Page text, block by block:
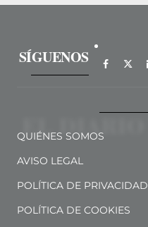
SÍGUENOS
QUIÉNES SOMOS
AVISO LEGAL
POLÍTICA DE PRIVACIDAD
POLÍTICA DE COOKIES